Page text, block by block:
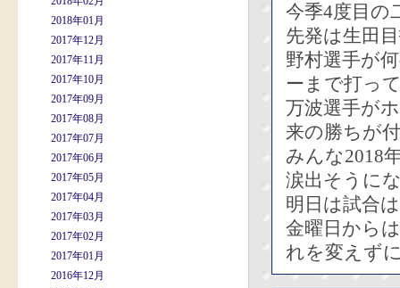
2018年01月
2017年12月
2017年11月
2017年10月
2017年09月
2017年08月
2017年07月
2017年06月
2017年05月
2017年04月
2017年03月
2017年02月
2017年01月
2016年12月
今季4度目の
先発は生田
野村選手が
ーまで打っ
万波選手が
来の勝ちが
みんな2018
涙出そうに
明日は試合
金曜日から
れを変えず